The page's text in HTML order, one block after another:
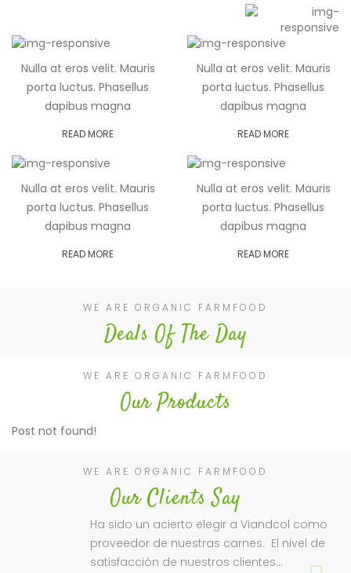
Nulla at eros velit. Mauris
porta luctus. Phasellus
dapibus magna
READ MORE
Nulla at eros velit. Mauris
porta luctus. Phasellus
dapibus magna
READ MORE
Nulla at eros velit. Mauris
porta luctus. Phasellus
dapibus magna
READ MORE
Nulla at eros velit. Mauris
porta luctus. Phasellus
dapibus magna
READ MORE
WE ARE ORGANIC FARMFOOD
Deals Of The Day
WE ARE ORGANIC FARMFOOD
Our Products
Post not found!
WE ARE ORGANIC FARMFOOD
Our Clients Say
Ha sido un acierto elegir a Viandcol como
proveedor de nuestras carnes. El nivel de
satisfacción de nuestros clientes...